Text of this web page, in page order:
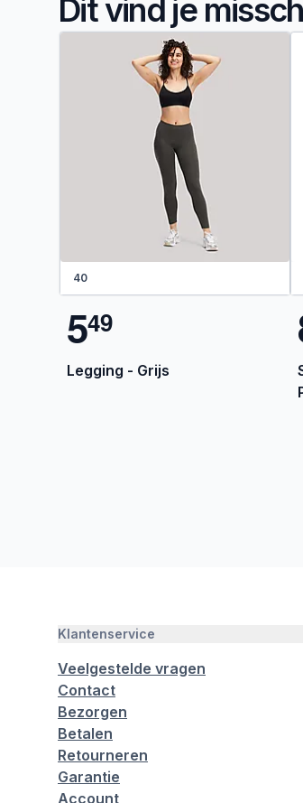
Dit vind je
40
549
Legging - Grijs
Klantenservice
Veelgestelde vragen
Contact
Bezorgen
Betalen
Retourneren
Garantie
Account